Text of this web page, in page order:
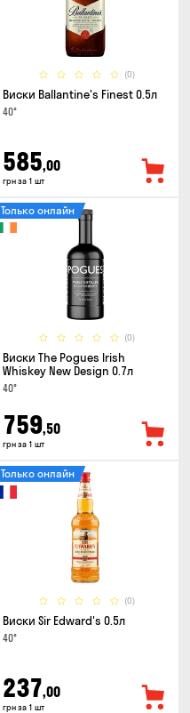
(0)
Виски Ballantine's Finest 0.5л
40°
585,00
грн за 1 шт
(0)
Только онлайн
Виски The Pogues Irish
Whiskey New Design 0.7л
40°
759,50
грн за 1 шт
(0)
Только онлайн
Виски Sir Edward's 0.5л
40°
237,00
грн за 1 шт